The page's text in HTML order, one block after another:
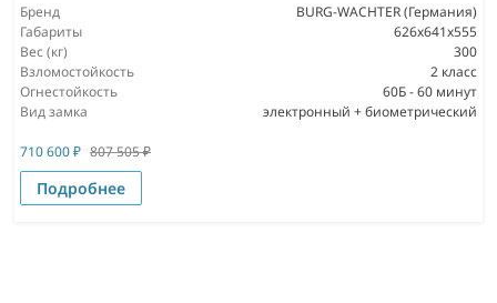
Бренд
BURG-WACHTER (Германия)
Габариты
626x641x555
Вес (кг)
300
Взломостойкость
2 класс
Огнестойкость
60Б - 60 минут
Вид замка
электронный + биометрический
710 600₽ 807 505₽
Подробнее